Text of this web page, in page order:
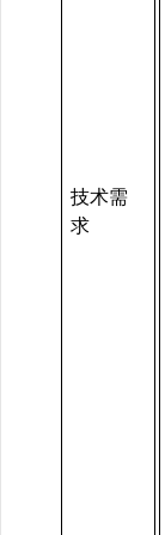
技术需
求